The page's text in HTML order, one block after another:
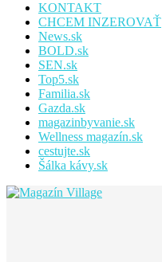
KONTAKT
CHCEM INZEROVAŤ
News.sk
BOLD.sk
SEN.sk
Top5.sk
Familia.sk
Gazda.sk
magazinbyvanie.sk
Wellness magazín.sk
cestujte.sk
Šálka kávy.sk